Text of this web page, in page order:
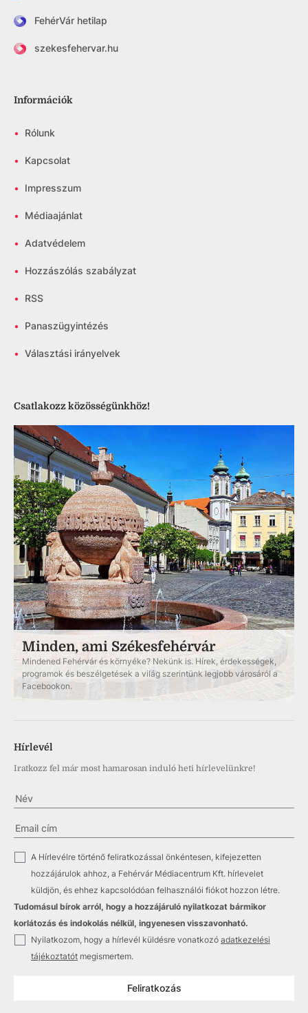
FehérVár hetilap
szekesfehervar.hu
Információk
• Rólunk
• Kapcsolat
• Impresszum
• Médiaajánlat
• Adatvédelem
• Hozzászólás szabályzat
• RSS
• Panaszügyintézés
• Választási irányelvek
Csatlakozz közösségünkhöz!
Minden, ami Székesfehérvár
Mindened Fehérvár és környéke? Nekünk is. Hírek, érdekességek,
programok és beszélgetések a világ szerintünk legjobb városáról a
Facebookon.
Hírlevél
Iratkozz fel már most hamarosan induló heti hírlevelünkre!
A Hírlevélre történő feliratkozással önkéntesen, kifejezetten
hozzájárulok ahhoz, a Fehérvár Médiacentrum Kft. hírlevelet
küldjön, és ehhez kapcsolódóan felhasználói fiókot hozzon létre.
Tudomásul bírok arról, hogy a hozzájáruló nyilatkozat bármikor
korlátozás és indokolás nélkül, ingyenesen visszavonható.
Nyilatkozom, hogy a hírlevél küldésre vonatkozó adatkezelési
tájékoztatót megismertem.
Feliratkozás